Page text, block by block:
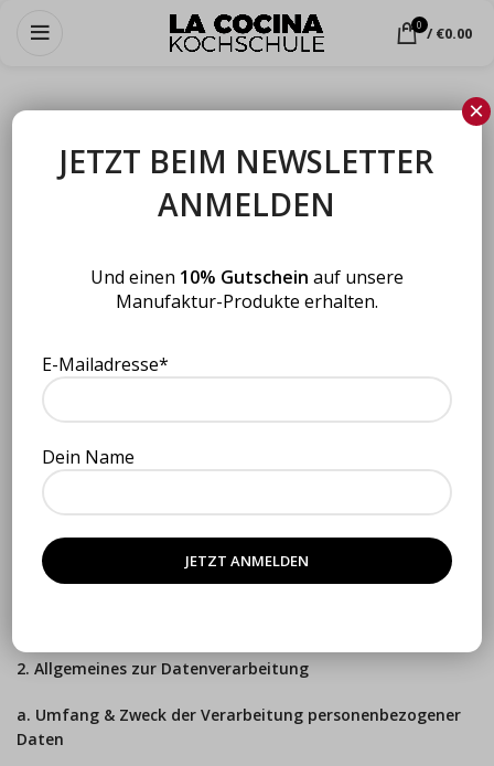
0 / €0.00
Datenschutz
Firma:
Ludwig-Erhard-Straße 37
D-20459 Hamburg
Telefon: 040 63 65 08 11
2. Allgemeines zur Datenverarbeitung
a. Umfang & Zweck der Verarbeitung personenbezogener
Daten
JETZT BEIM NEWSLETTER
ANMELDEN
Und einen 10% Gutschein auf unsere
Manufaktur-Produkte erhalten.
E-Mailadresse*
Dein Name
×